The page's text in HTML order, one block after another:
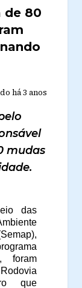
de 80
há 3 anos
mudas
das
foram
que